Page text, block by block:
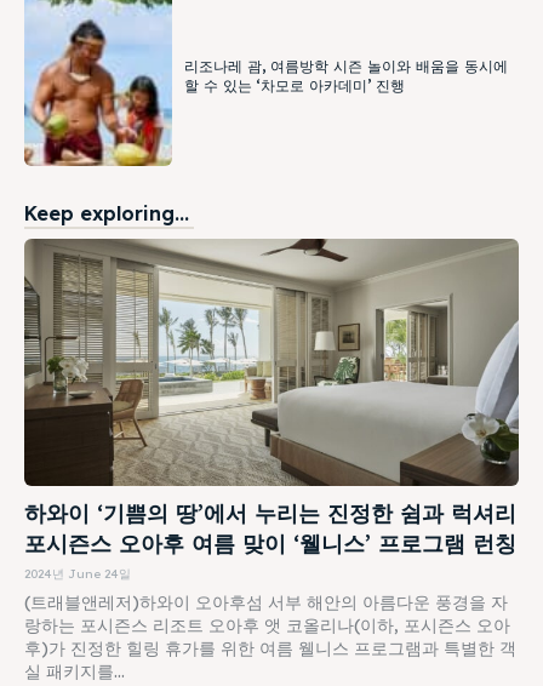
리조나레 괌, 여름방학 시즌 놀이와 배움을 동시에
할 수 있는 ‘차모로 아카데미’ 진행
Keep exploring...
하와이 ‘기쁨의 땅’에서 누리는 진정한 쉼과 럭셔리
포시즌스 오아후 여름 맞이 ‘웰니스’ 프로그램 런칭
2024년 June 24일
(트래블앤레저)하와이 오아후섬 서부 해안의 아름다운 풍경을 자
랑하는 포시즌스 리조트 오아후 앳 코올리나(이하, 포시즌스 오아
후)가 진정한 힐링 휴가를 위한 여름 웰니스 프로그램과 특별한 객
실 패키지를...